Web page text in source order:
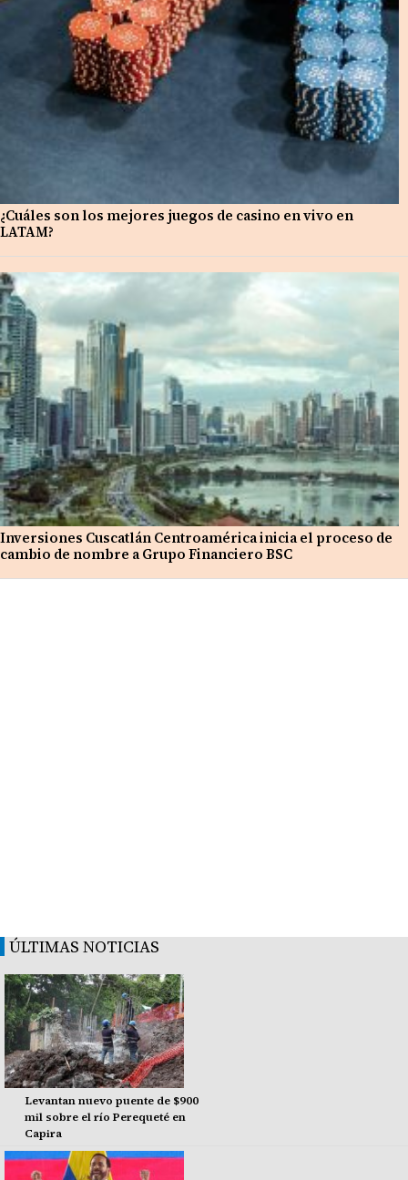
¿Cuáles son los mejores juegos de casino en vivo en
LATAM?
Inversiones Cuscatlán Centroamérica inicia el proceso de
cambio de nombre a Grupo Financiero BSC
ÚLTIMAS NOTICIAS
Levantan nuevo puente de $900
mil sobre el río Perequeté en
Capira